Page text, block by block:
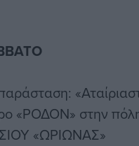
«ΡΟΔΟΝ» στην
«ΩΡΙΩΝΑΣ»